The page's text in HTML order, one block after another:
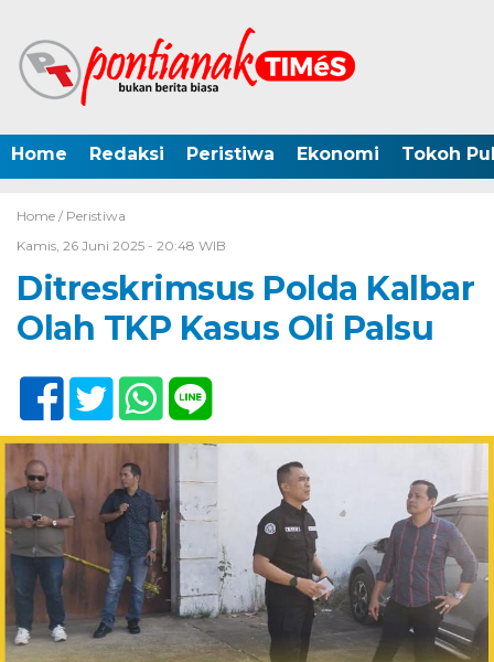
Home Redaksi Peristiwa Ekonomi Tokoh
Home / Peristiwa
Kamis, 26 Juni 2025 - 20:48 WIB
Ditreskrimsus Polda Kalbar
Olah TKP Kasus Oli Palsu